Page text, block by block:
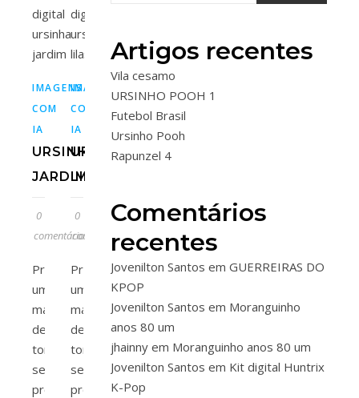
IMAGENS
COM
IA
URSINHA
JARDIM
0
comentários
Procurando
uma
maneira
de
tornar
seus
projetos
IMAGENS
COM
IA
URSINHA
LILAS
0
comentários
Procurando
uma
maneira
de
tornar
seus
projetos
Artigos recentes
Vila cesamo
URSINHO POOH 1
Futebol Brasil
Ursinho Pooh
Rapunzel 4
Comentários
recentes
Jovenilton Santos em GUERREIRAS DO
KPOP
Jovenilton Santos em Moranguinho
anos 80 um
jhainny em Moranguinho anos 80 um
Jovenilton Santos em Kit digital Huntrix
K-Pop